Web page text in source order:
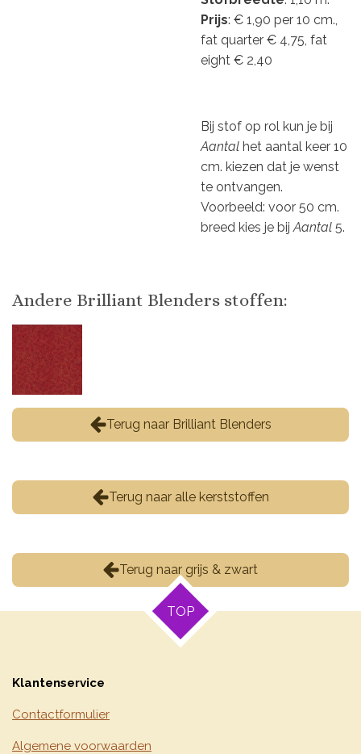
Prijs: € 1,90 per 10 cm.,
fat quarter € 4,75, fat
eight € 2,40
Bij stof op rol kun je bij
Aantal het aantal keer 10
cm. kiezen dat je wenst
te ontvangen.
Voorbeeld: voor 50 cm.
breed kies je bijAantal 5.
Andere Brilliant Blenders stoffen:
Terug naar Brilliant Blenders
Terug naar alle kerststoffen
Terug naar grijs & zwart
TOP
Klantenservice
Contactformulier
Algemene voorwaarden